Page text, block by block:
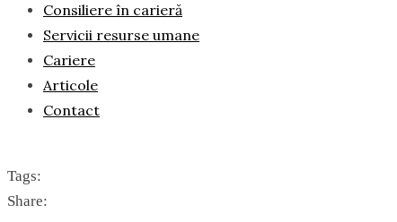
Consiliere în carieră
Servicii resurse umane
Cariere
Articole
Contact
Tags:
Share: